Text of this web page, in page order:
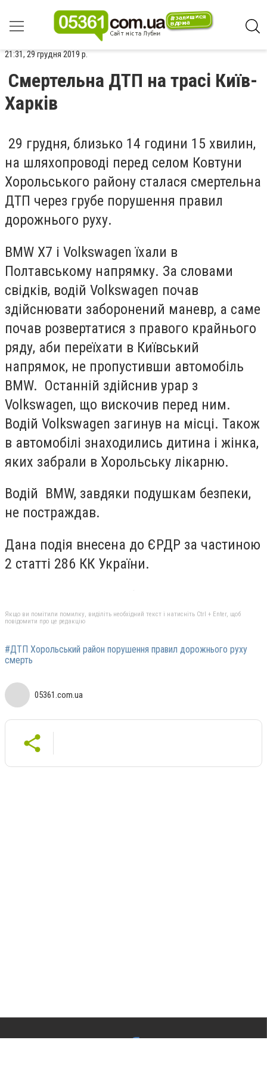
21:31, 29 грудня 2019 р.
Смертельна ДТП на трасі Київ-
Харків
29 грудня, близько 14 години 15 хвилин,
на шляхопроводі перед селом Ковтуни
Хорольського району сталася смертельна
ДТП через грубе порушення правил
дорожнього руху.
BMW Х7 і Volkswagen їхали в
Полтавському напрямку. За словами
свідків, водій Volkswagen почав
здійснювати заборонений маневр, а саме
почав розвертатися з правого крайнього
ряду, аби переїхати в Київський
напрямок, не пропустивши автомобіль
BMW. Останній здійснив урар з
Volkswagen, що вискочив перед ним.
Водій Volkswagen загинув на місці. Також
в автомобілі знаходились дитина і жінка,
яких забрали в Хорольську лікарню.
Водій BMW, завдяки подушкам безпеки,
не постраждав.
Дана подія внесена до ЄРДР за частиною
2 статті 286 КК України.
Якщо ви помітили помилку, виділіть необхідний текст і натисніть Ctrl + Enter, щоб
повідомити про це редакцію
#ДТП Хорольський район порушення правил дорожнього руху
смерть
05361.com.ua